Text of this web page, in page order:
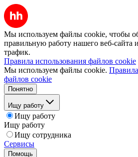
Мы используем файлы cookie, чтобы
правильную работу нашего веб-сайта
трафик.
Правила использования файлов cookie
Мы используем файлы cookie.
файлов cookie
Понятно
Ищу работу
Ищу работу
Ищу работу
Ищу сотрудника
Сервисы
Помощь